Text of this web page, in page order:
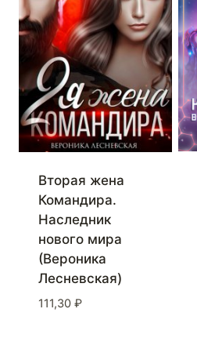
Вторая жена
Командира.
Наследник
нового мира
(Вероника
Лесневская)
111,30 ₽